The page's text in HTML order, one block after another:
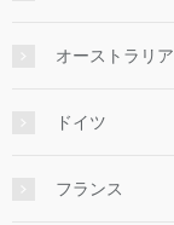
オーストラリア
ドイツ
フランス